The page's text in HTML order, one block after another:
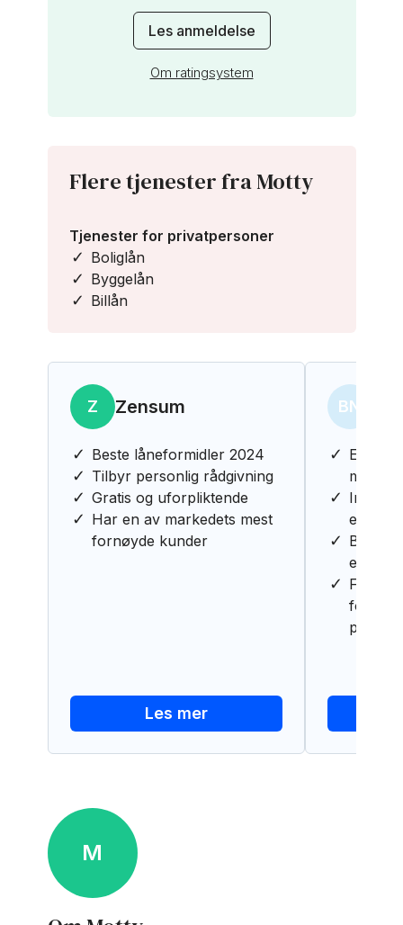
Les anmeldelse
Om ratingsystem
Flere tjenester fra Motty
Tjenester for privatpersoner
Boliglån
Byggelån
Billån
Z Zensum
Beste låneformidler 2024
Tilbyr personlig rådgivning
Gratis og uforpliktende
Har en av markedets mest
fornøyde kunder
Les mer
BN
Enkel
med
Innfri
ekstra
Få full
på
M